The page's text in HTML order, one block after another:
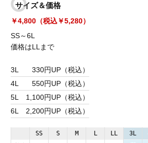
サイズ＆価格
￥4,800（税込￥5,280）
SS～6L
価格はLLまで
3L
330円UP（税込）
4L
550円UP（税込）
5L
1,100円UP（税込）
6L
2,200円UP（税込）
SS S M L LL 3L